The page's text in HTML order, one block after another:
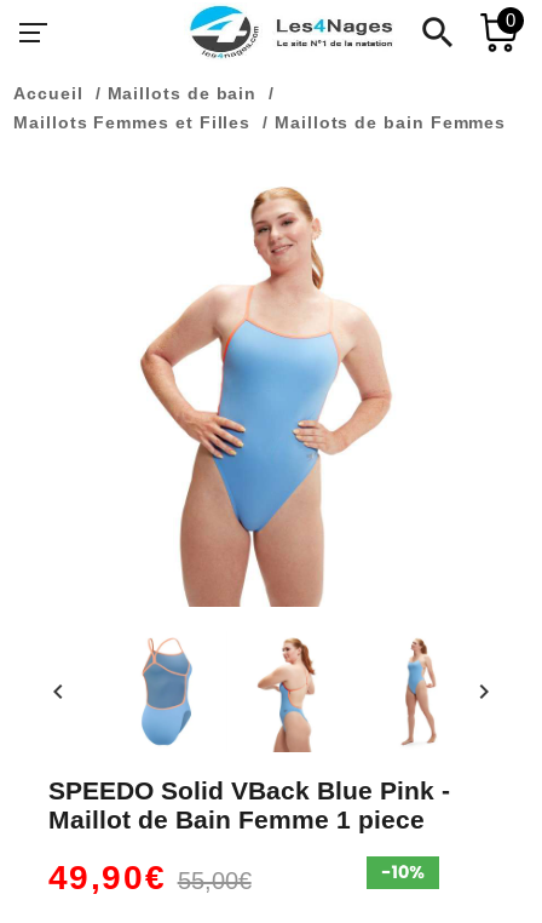
search 0
Accueil
Maillots de bain
Maillots Femmes et Filles
Maillots de bain Femmes
chevron_left chevron_right
SPEEDO Solid VBack Blue Pink -
Maillot de Bain Femme 1 piece
49,90€55,00€